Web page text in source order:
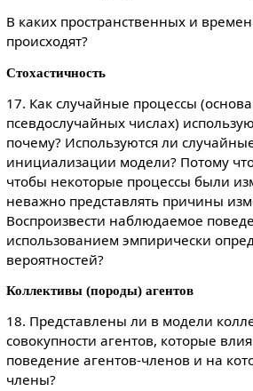
В каких пространственных и
происходят?
Стохастичность
17. Как случайные процессы
псевдослучайных числах)
почему? Используются ли
инициализации модели? Потому
чтобы некоторые процессы были
неважно представлять причины
Воспроизвести наблюдаемое
использованием эмпирически
вероятностей?
Коллективы (породы) агентов
18. Представлены ли в модели
совокупности агентов, которые
поведение агентов-членов и на
члены?